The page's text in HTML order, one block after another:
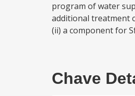
program of water
additional treatment
(ii) a component for
Chave